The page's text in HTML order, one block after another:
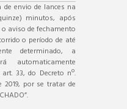
de envio de lances na
minutos, após
aviso de fechamento
o período de até
determinado, a
automaticamente
33, do Decreto nº.
2019, por se tratar de